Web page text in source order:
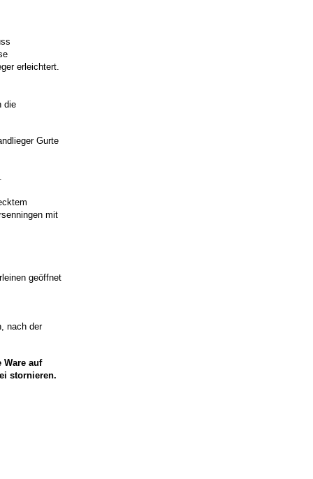
erleichtert.
die
Gurte
mit
geöffnet
nach der
Ware auf
stornieren.